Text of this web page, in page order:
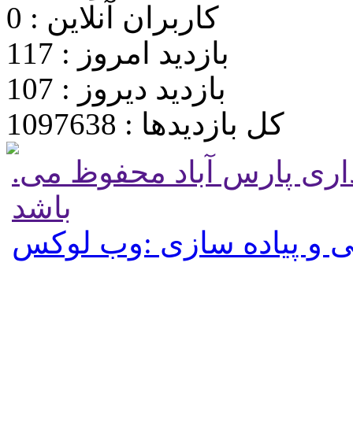
کاربران آنلاین : 0
بازدید امروز : 117
بازدید دیروز : 107
کل بازدیدها : 1097638
.تمامی حقوق برای پایگاه شهرداری پارس آباد محفوظ می
باشد
و پیاده سازی :وب لوکس